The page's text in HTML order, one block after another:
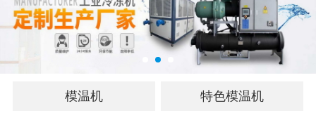
模温机 特色模温机